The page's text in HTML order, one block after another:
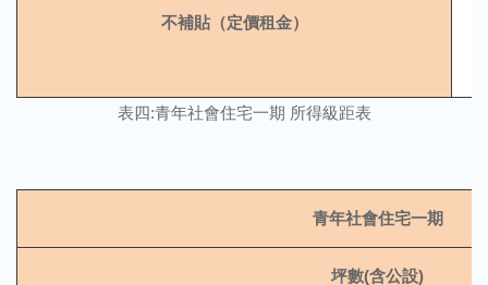
不補貼（定價租金）
表四:青年社會住宅一期 所得級距表
青年社會住宅一期
坪數(含公設)